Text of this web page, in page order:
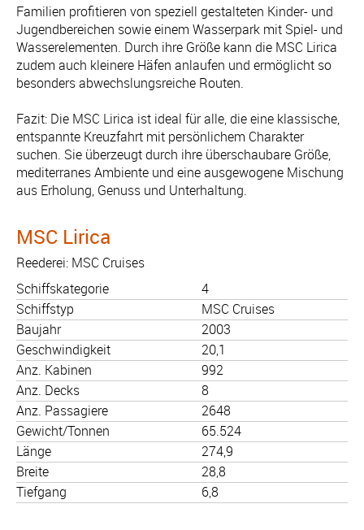
Familien profitieren von speziell gestalteten Kinder- und
Jugendbereichen sowie einem Wasserpark mit Spiel- und
Wasserelementen. Durch ihre Größe kann die MSC Lirica
zudem auch kleinere Häfen anlaufen und ermöglicht so
besonders abwechslungsreiche Routen.
Fazit: Die MSC Lirica ist ideal für alle, die eine klassische,
entspannte Kreuzfahrt mit persönlichem Charakter
suchen. Sie überzeugt durch ihre überschaubare Größe,
mediterranes Ambiente und eine ausgewogene Mischung
aus Erholung, Genuss und Unterhaltung.
MSC Lirica
Reederei: MSC Cruises
Schiffskategorie
4
Schiffstyp
MSC Cruises
Baujahr
2003
Geschwindigkeit
20,1
Anz. Kabinen
992
Anz. Decks
8
Anz. Passagiere
2648
Gewicht/Tonnen
65.524
Länge
274,9
Breite
28,8
Tiefgang
6,8